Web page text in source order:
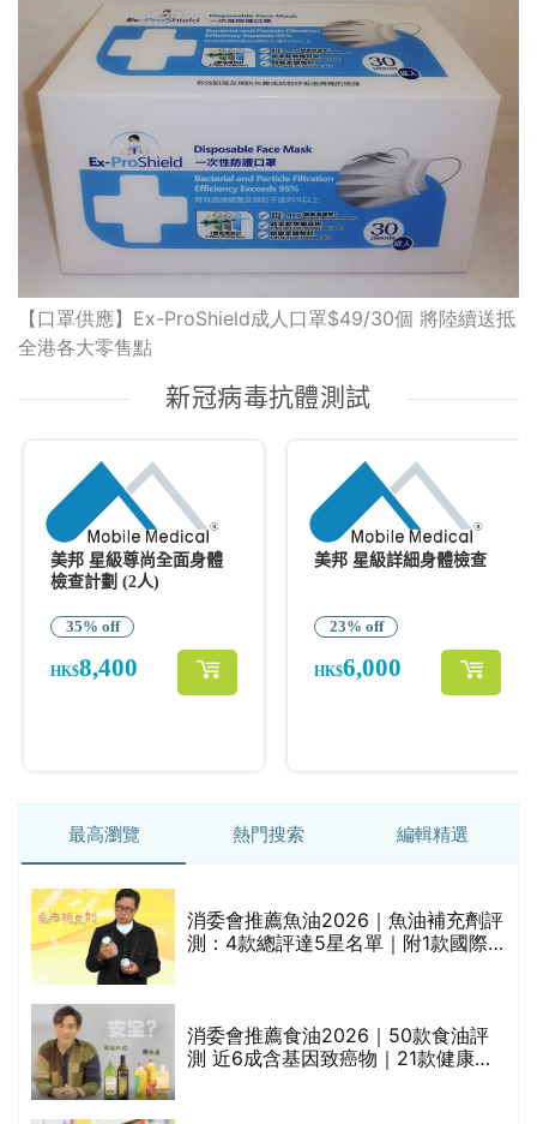
【口罩供應】Ex-ProShield成人口罩$49/30個 將陸續送抵
全港各大零售點
最高瀏覽 熱門搜索 編輯精選
消委會推薦魚油2026｜魚油補充劑評
測：4款總評達5星名單｜附1款國際
消委會推薦食油2026｜50款食油評
測 近6成含基因致癌物｜21款健康煮